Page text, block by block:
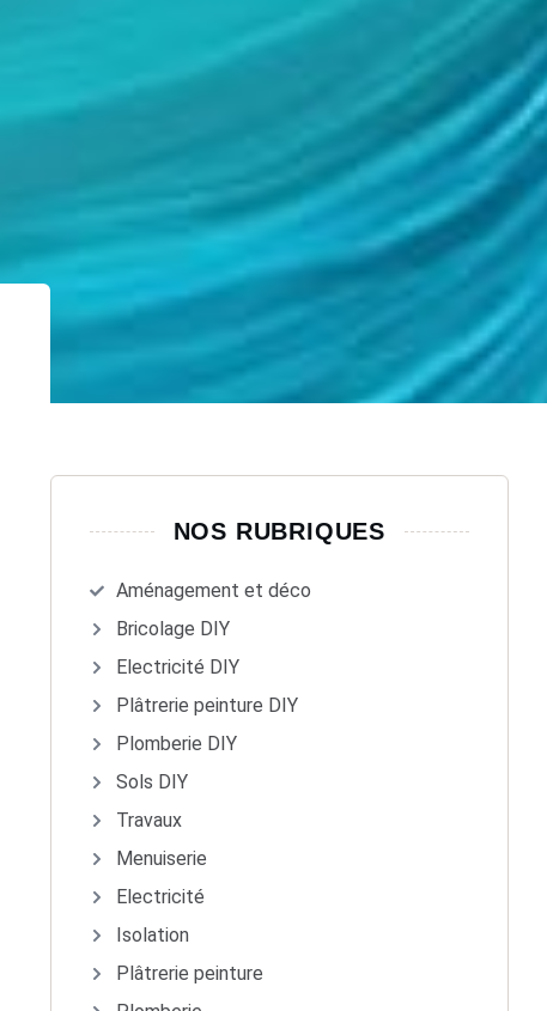
NOS RUBRIQUES
Aménagement et déco
Bricolage DIY
Electricité DIY
Plâtrerie peinture DIY
Plomberie DIY
Sols DIY
Travaux
Menuiserie
Electricité
Isolation
Plâtrerie peinture